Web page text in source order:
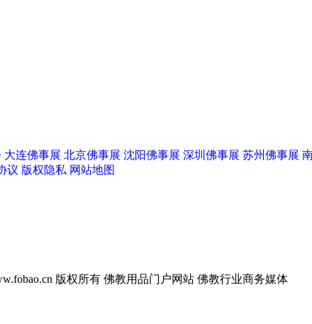
大连佛事展 北京佛事展 沈阳佛事展 深圳佛事展 苏州佛事展
议 版权隐私 网站地图
版权所有 佛教用品门户网站 佛教行业商务媒体